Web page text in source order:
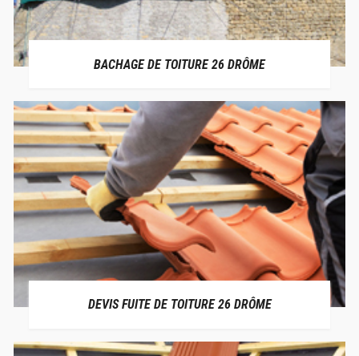
BACHAGE DE TOITURE 26 DRÔME
DEVIS FUITE DE TOITURE 26 DRÔME